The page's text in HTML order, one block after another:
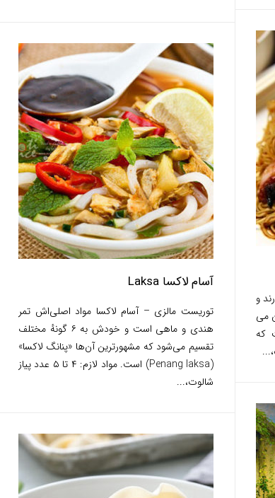
و
می
که
آسام لاکسا Laksa
توریست مالزی – آسام لاکسا مواد اصلی‌اش تمر
هندی و ماهی است و خودش به ۶ گونهٔ مختلف
تقسیم می‌شود که مشهورترین آن‌ها «پنانگ لاکسا»
(Penang laksa) است. مواد لازم: ۴ تا ۵ عدد پیاز
شالوت،...